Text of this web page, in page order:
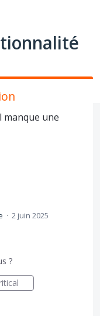
manque une
· 2 juin 2025
?